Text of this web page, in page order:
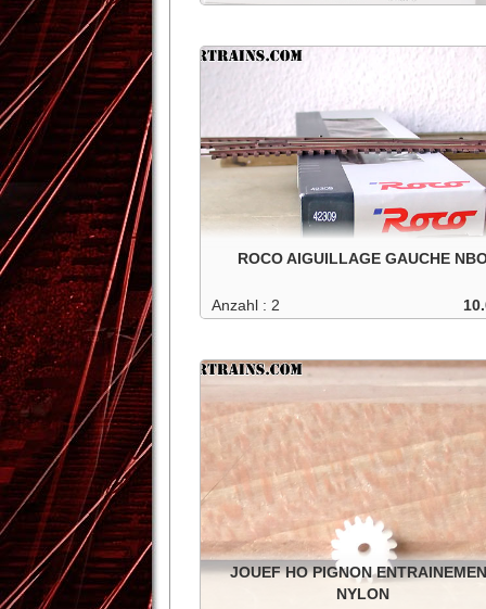
In den Warenkorb
Details
ROCO AIGUILLAGE GAUCHE
Anzahl : 2
Details
JOUEF HO PIGNON
NYLON